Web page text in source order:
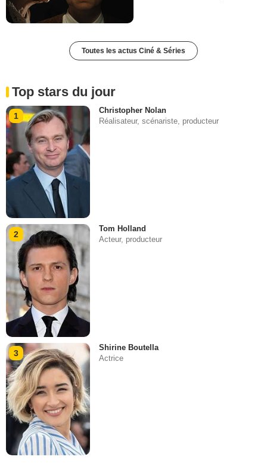
Toutes les actus Ciné & Séries
Top stars du jour
1
Christopher Nolan
Réalisateur, scénariste, producteur
2
Tom Holland
Acteur, producteur
3
Shirine Boutella
Actrice